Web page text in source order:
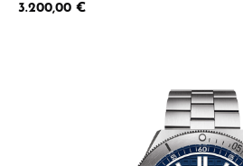
Regulärer Preis:
3.200,00 €